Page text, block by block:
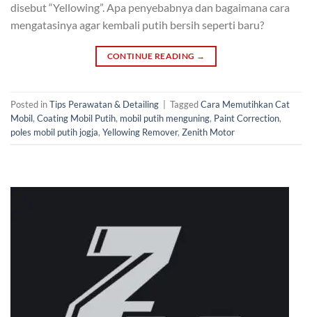
disebut “Yellowing”. Apa penyebabnya dan bagaimana cara
mengatasinya agar kembali putih bersih seperti baru?
CONTINUE READING →
Posted inTips Perawatan & Detailing TaggedCara Memutihkan Cat
Mobil, Coating Mobil Putih, mobil putih menguning, Paint Correction,
poles mobil putih jogja, Yellowing Remover, Zenith Motor